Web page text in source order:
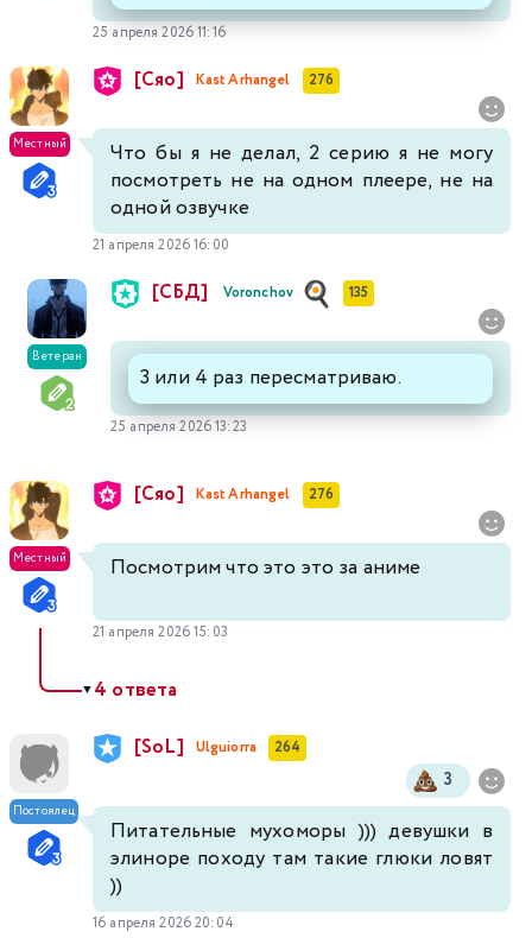
25 апреля 2026 11:16
Местный
[Сяо] Kast Arhangel 276
Что бы я не делал, 2 серию я не могу
посмотреть не на одном плеере, не на
одной озвучке
21 апреля 2026 16:00
Ветеран
[СБД] Voronchov 135
3 или 4 раз пересматриваю.
25 апреля 2026 13:23
Местный
[Сяо] Kast Arhangel 276
Посмотрим что это это за аниме
21 апреля 2026 15:03
▼4 ответа
Постоялец
[SoL] Ulguiorra 264
3
Питательные мухоморы ))) девушки в
элиноре походу там такие глюки ловят
))
16 апреля 2026 20:04